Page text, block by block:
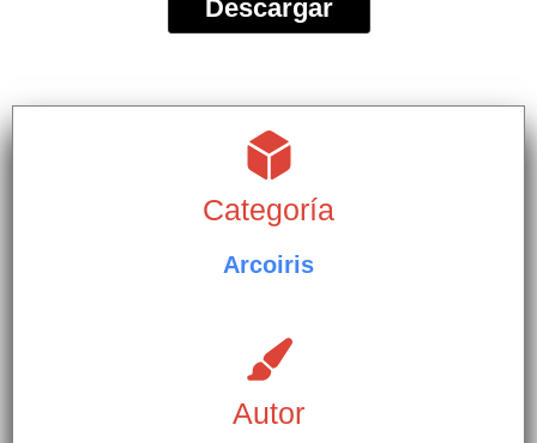
Descargar
Categoría
Arcoiris
Autor